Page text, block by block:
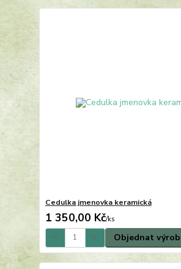
Cedulka jmenovka keramická
1 350,00 Kč/ks
Objednat